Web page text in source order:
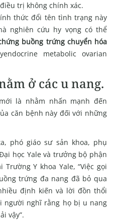
trị không chính xác.
thức đổi tên tình trạng này
nghiên cứu hy vọng có thể
buồng trứng chuyển hóa
metabolic ovarian
ở các u nang.
là nhằm nhấn mạnh đến
căn bệnh này đối với những
phó giáo sư sản khoa, phụ
học Yale và trưởng bộ phận
Y khoa Yale, “Việc gọi
trứng đa nang đã bỏ qua
định kiến ​​và lời đồn thổi
người nghĩ rằng họ bị u nang
vậy”.